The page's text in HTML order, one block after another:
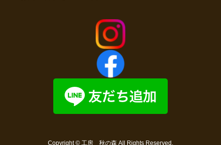
Copyright © 工房 秋の森 All Rights Reserved.